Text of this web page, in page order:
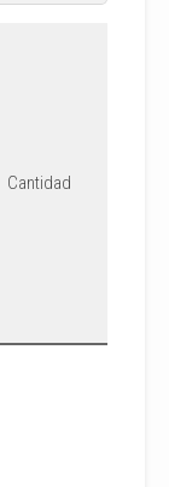
Cantidad